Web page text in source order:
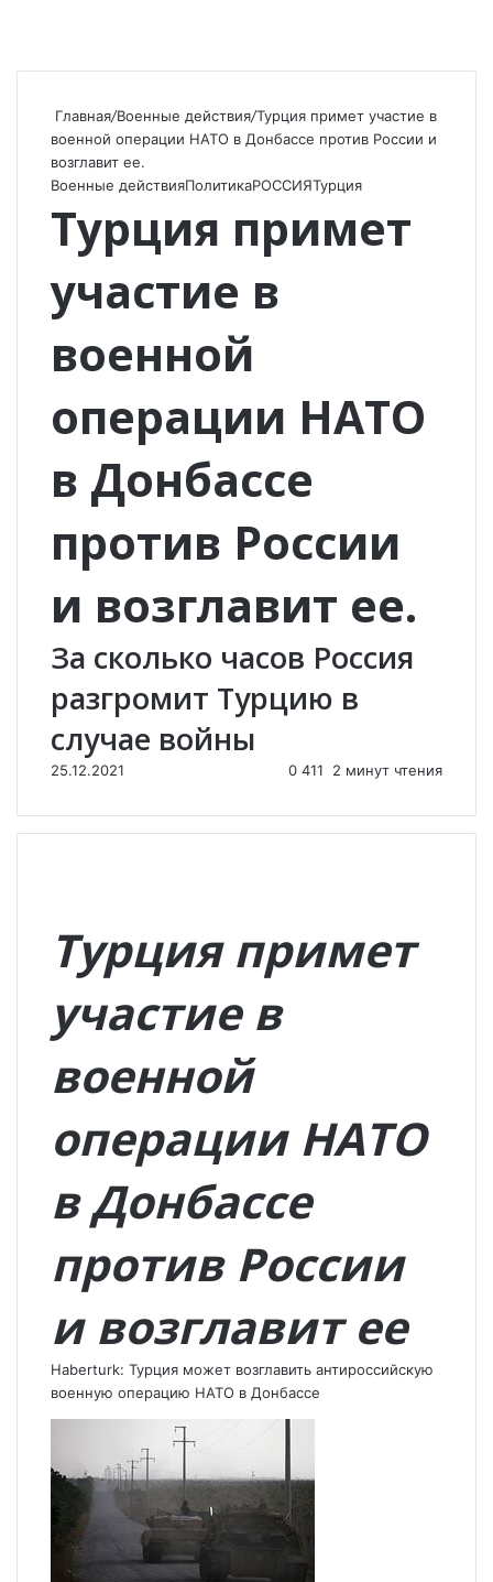
Главная/Военные действия/Турция примет участие в
военной операции НАТО в Донбассе против России и
возглавит ее.
Военные действияПолитикаРОССИЯТурция
Турция примет
участие в
военной
операции НАТО
в Донбассе
против России
и возглавит ее.
За сколько часов Россия
разгромит Турцию в
случае войны
25.12.2021 0 411 2 минут чтения
Турция примет
участие в
военной
операции НАТО
в Донбассе
против России
и возглавит ее
Haberturk: Турция может возглавить антироссийскую
военную операцию НАТО в Донбассе